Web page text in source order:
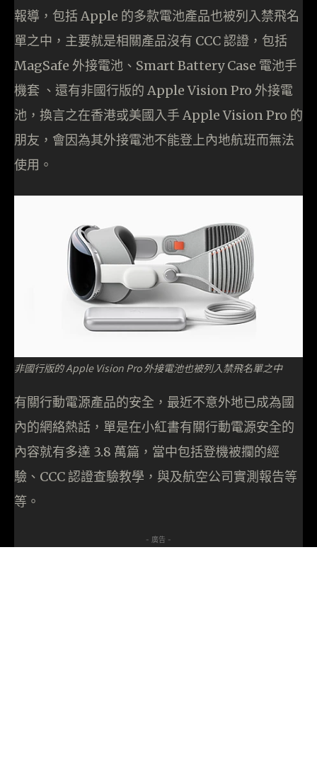
報導，包括 Apple 的多款電池產品也被列入禁飛名
單之中，主要就是相關產品沒有 CCC 認證，包括
MagSafe 外接電池、Smart Battery Case 電池手
機套 、還有非國行版的 Apple Vision Pro 外接電
池，換言之在香港或美國入手 Apple Vision Pro 的
朋友，會因為其外接電池不能登上內地航班而無法
使用。
非國行版的 Apple Vision Pro 外接電池也被列入禁飛名單之中
有關行動電源產品的安全，最近不意外地已成為國
內的網絡熱話，單是在小紅書有關行動電源安全的
內容就有多達 3.8 萬篇，當中包括登機被攔的經
驗、CCC 認證查驗教學，與及航空公司實測報告等
等。
- 廣告 -